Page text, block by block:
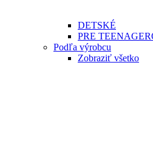
DETSKÉ
PRE
Podľa výrobcu
Zobraziť všetko